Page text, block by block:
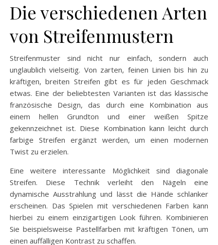
Die verschiedenen Arten
von Streifenmustern
Streifenmuster sind nicht nur einfach, sondern auch
unglaublich vielseitig. Von zarten, feinen Linien bis hin zu
kräftigen, breiten Streifen gibt es für jeden Geschmack
etwas. Eine der beliebtesten Varianten ist das klassische
französische Design, das durch eine Kombination aus
einem hellen Grundton und einer weißen Spitze
gekennzeichnet ist. Diese Kombination kann leicht durch
farbige Streifen ergänzt werden, um einen modernen
Twist zu erzielen.
Eine weitere interessante Möglichkeit sind diagonale
Streifen. Diese Technik verleiht den Nägeln eine
dynamische Ausstrahlung und lässt die Hände schlanker
erscheinen. Das Spielen mit verschiedenen Farben kann
hierbei zu einem einzigartigen Look führen. Kombinieren
Sie beispielsweise Pastellfarben mit kräftigen Tönen, um
einen auffälligen Kontrast zu schaffen.